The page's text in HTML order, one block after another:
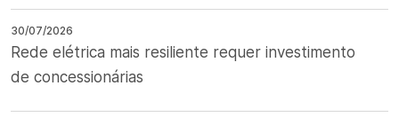
30/07/2026
Rede elétrica mais resiliente requer investimento
de concessionárias